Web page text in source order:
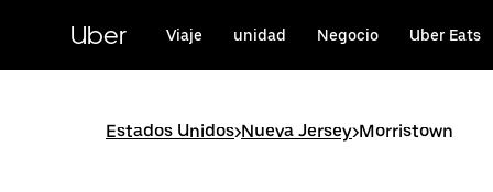
contenido
principal
Uber Viaje unidad Negocio Uber Eats
Estados Unidos>Nueva Jersey>Morristown